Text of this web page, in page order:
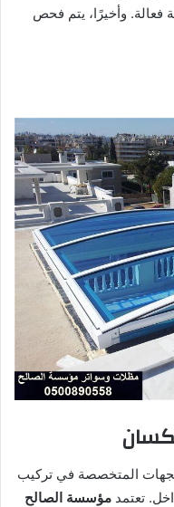
وأخيرًا، يتم فحص
المتخصصة في تركيب
تعتمد مؤسسة الصالح